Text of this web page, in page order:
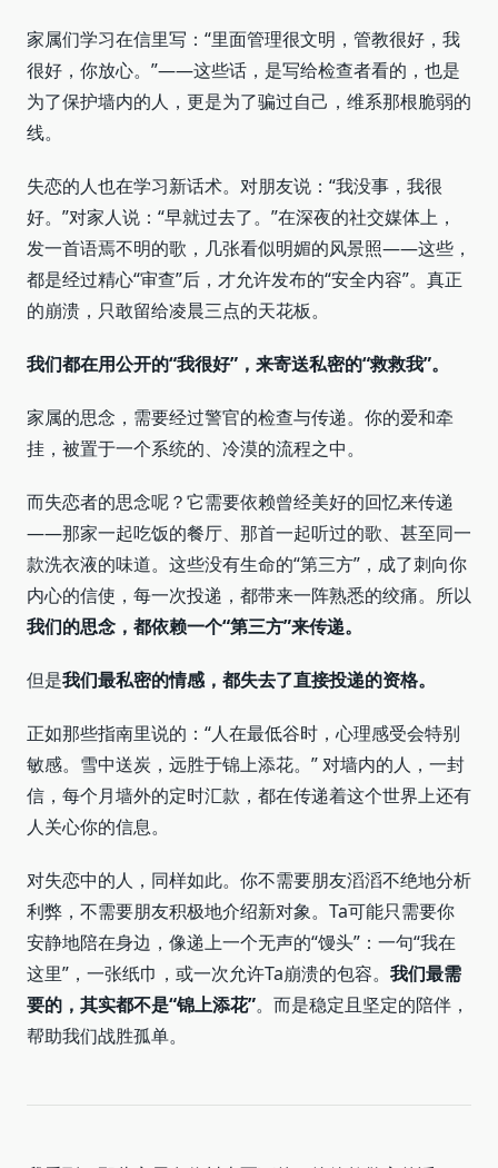
家属们学习在信里写：“里面管理很文明，管教很好，我
很好，你放心。”——这些话，是写给检查者看的，也是
为了保护墙内的人，更是为了骗过自己，维系那根脆弱的
线。
失恋的人也在学习新话术。对朋友说：“我没事，我很
好。”对家人说：“早就过去了。”在深夜的社交媒体上，
发一首语焉不明的歌，几张看似明媚的风景照——这些，
都是经过精心“审查”后，才允许发布的“安全内容”。真正
的崩溃，只敢留给凌晨三点的天花板。
我们都在用公开的“我很好”，来寄送私密的“救救我”。
家属的思念，需要经过警官的检查与传递。你的爱和牵
挂，被置于一个系统的、冷漠的流程之中。
而失恋者的思念呢？它需要依赖曾经美好的回忆来传递
——那家一起吃饭的餐厅、那首一起听过的歌、甚至同一
款洗衣液的味道。这些没有生命的“第三方”，成了刺向你
内心的信使，每一次投递，都带来一阵熟悉的绞痛。所以
我们的思念，都依赖一个“第三方”来传递。
但是我们最私密的情感，都失去了直接投递的资格。
正如那些指南里说的：“人在最低谷时，心理感受会特别
敏感。雪中送炭，远胜于锦上添花。” 对墙内的人，一封
信，每个月墙外的定时汇款，都在传递着这个世界上还有
人关心你的信息。
对失恋中的人，同样如此。你不需要朋友滔滔不绝地分析
利弊，不需要朋友积极地介绍新对象。Ta可能只需要你
安静地陪在身边，像递上一个无声的“馒头”：一句“我在
这里”，一张纸巾，或一次允许Ta崩溃的包容。 我们最需
要的，其实都不是“锦上添花”。而是稳定且坚定的陪伴，
帮助我们战胜孤单。